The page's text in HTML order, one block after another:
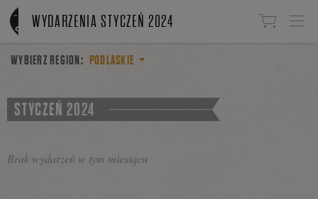
Linki do przejścia
WYDARZENIA STYCZEŃ 2024
WYBIERZ REGION: PODLASKIE
STYCZEŃ 2024
Brak wydarzeń w tym miesiącu